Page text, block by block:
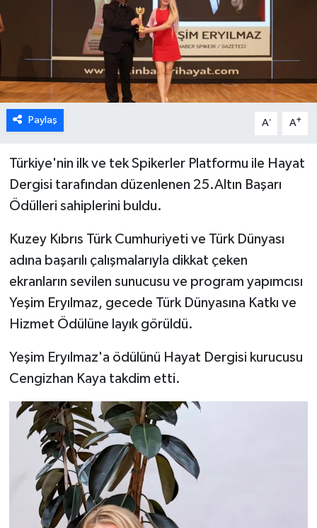
Paylaş A- A+
Türkiye'nin ilk ve tek Spikerler Platformu ile Hayat
Dergisi tarafından düzenlenen 25.Altın Başarı
Ödülleri sahiplerini buldu.
Kuzey Kıbrıs Türk Cumhuriyeti ve Türk Dünyası
adına başarılı çalışmalarıyla dikkat çeken
ekranların sevilen sunucusu ve program yapımcısı
Yeşim Eryılmaz, gecede Türk Dünyasına Katkı ve
Hizmet Ödülüne layık görüldü.
Yeşim Eryılmaz'a ödülünü Hayat Dergisi kurucusu
Cengizhan Kaya takdim etti.
ESENTEPE
GİRNE
GÜNEY KIBRIS
İÇ HABERLER
KÜLTÜR SANAT
LAPTA
LEFKOŞA
MAGAZİN
ÖZEL HABER
SAĞLIK
SİYASET